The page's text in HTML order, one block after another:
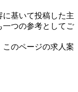
基いて投稿した主
一つの参考としてご
のページの求人案